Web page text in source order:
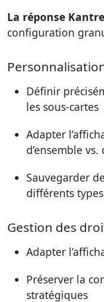
La réponse
configuration
Définir
les sous-cartes
Adapter
d’ensemble
Sauvegarder
différents
Gestion des
Adapter
Préserver la
stratégiques